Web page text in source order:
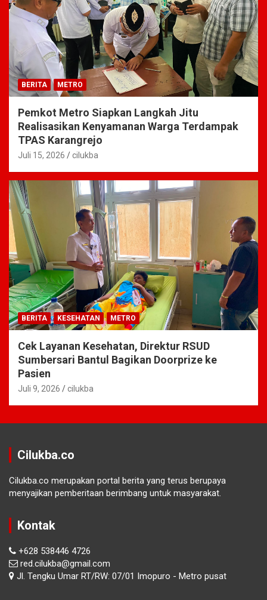
BERITA METRO
Pemkot Metro Siapkan Langkah Jitu
Realisasikan Kenyamanan Warga Terdampak
TPAS Karangrejo
Juli 15, 2026 cilukba
BERITA KESEHATAN METRO
Cek Layanan Kesehatan, Direktur RSUD
Sumbersari Bantul Bagikan Doorprize ke
Pasien
Juli 9, 2026 cilukba
Cilukba.co
Cilukba.co merupakan portal berita yang terus berupaya
menyajikan pemberitaan berimbang untuk masyarakat.
Kontak
+628 538446 4726
red.cilukba@gmail.com
Jl. Tengku Umar RT/RW: 07/01 Imopuro - Metro pusat